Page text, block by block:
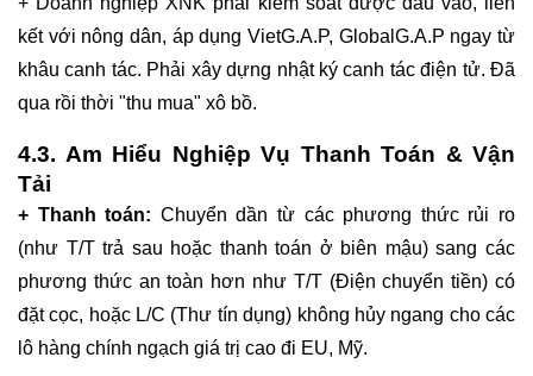
kết với nông dân, áp dụng VietG.A.P, GlobalG.A.P ngay từ
khâu canh tác. Phải xây dựng nhật ký canh tác điện tử. Đã
qua rồi thời "thu mua" xô bồ.
4.3. Am Hiểu Nghiệp Vụ Thanh Toán & Vận
Tải
+ Thanh toán: Chuyển dần từ các phương thức rủi ro
(như T/T trả sau hoặc thanh toán ở biên mậu) sang các
phương thức an toàn hơn như T/T (Điện chuyển tiền) có
đặt cọc, hoặc L/C (Thư tín dụng) không hủy ngang cho các
lô hàng chính ngạch giá trị cao đi EU, Mỹ.